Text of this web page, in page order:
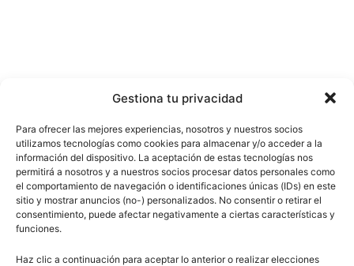
Gestiona tu privacidad
Para ofrecer las mejores experiencias, nosotros y nuestros socios
utilizamos tecnologías como cookies para almacenar y/o acceder a la
información del dispositivo. La aceptación de estas tecnologías nos
permitirá a nosotros y a nuestros socios procesar datos personales como
el comportamiento de navegación o identificaciones únicas (IDs) en este
sitio y mostrar anuncios (no-) personalizados. No consentir o retirar el
consentimiento, puede afectar negativamente a ciertas características y
funciones.
Haz clic a continuación para aceptar lo anterior o realizar elecciones